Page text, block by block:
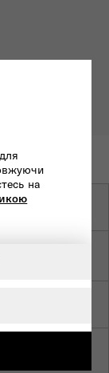
на
ГАРАНТІЯ